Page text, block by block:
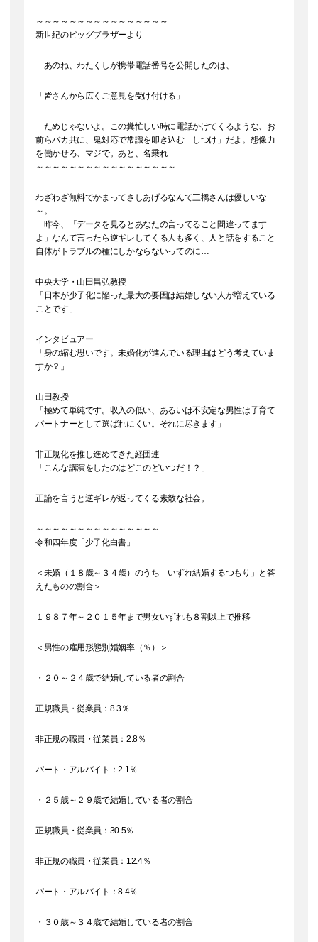
～～～～～～～～～～～～～～～～
新世紀のビッグブラザーより
あのね、わたくしが携帯電話番号を公開したのは、
「皆さんから広くご意見を受け付ける」
ためじゃないよ。この糞忙しい時に電話かけてくるような、お
前らバカ共に、鬼対応で常識を叩き込む「しつけ」だよ。想像力
を働かせろ、マジで。あと、名乗れ
～～～～～～～～～～～～～～～～～
わざわざ無料でかまってさしあげるなんて三橋さんは優しいな
～。
昨今、「データを見るとあなたの言ってること間違ってます
よ」なんて言ったら逆ギレしてくる人も多く、人と話をすること
自体がトラブルの種にしかならないってのに…
中央大学・山田昌弘教授
「日本が少子化に陥った最大の要因は結婚しない人が増えている
ことです」
インタビュアー
「身の縮む思いです。未婚化が進んでいる理由はどう考えていま
すか？」
山田教授
「極めて単純です。収入の低い、あるいは不安定な男性は子育て
パートナーとして選ばれにくい。それに尽きます」
非正規化を推し進めてきた経団連
「こんな講演をしたのはどこのどいつだ！？」
正論を言うと逆ギレが返ってくる素敵な社会。
～～～～～～～～～～～～～～～
令和四年度「少子化白書」
＜未婚（１８歳～３４歳）のうち「いずれ結婚するつもり」と答
えたものの割合＞
１９８７年～２０１５年まで男女いずれも８割以上で推移
＜男性の雇用形態別婚姻率（％）＞
・２０～２４歳で結婚している者の割合
正規職員・従業員：8.3％
非正規の職員・従業員：2.8％
パート・アルバイト：2.1％
・２５歳～２９歳で結婚している者の割合
正規職員・従業員：30.5％
非正規の職員・従業員：12.4％
パート・アルバイト：8.4％
・３０歳～３４歳で結婚している者の割合